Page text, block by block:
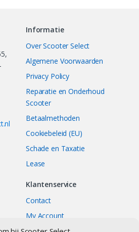
Informatie
Over Scooter Select
Algemene Voorwaarden
Privacy Policy
Reparatie en Onderhoud
Scooter
Betaalmethoden
Cookiebeleid (EU)
Schade en Taxatie
Lease
Klantenservice
Contact
My Account